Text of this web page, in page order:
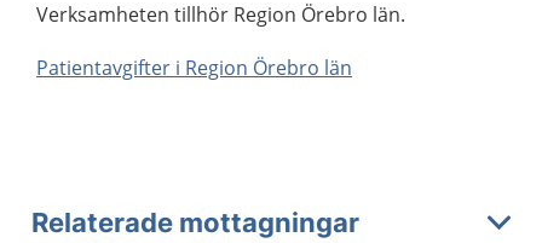
Verksamheten tillhör Region Örebro län.
Patientavgifter i Region Örebro län
Relaterade mottagningar